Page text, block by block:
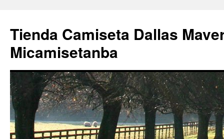
Tienda Camiseta Dallas
Micamisetanba